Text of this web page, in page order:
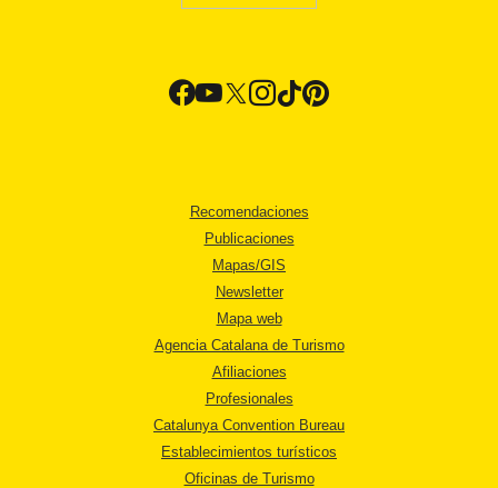
Recomendaciones
Publicaciones
Mapas/GIS
Newsletter
Mapa web
Agencia Catalana de Turismo
Afiliaciones
Profesionales
Catalunya Convention Bureau
Establecimientos turísticos
Oficinas de Turismo